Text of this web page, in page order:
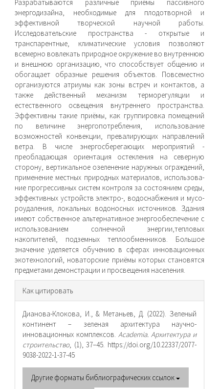
Раз­рабатываются различные приёмы пассивного
энергодизайна, необходимые для плодотворной и
эффективной творческой научной работы.
Исследовательские пространства - откры­тые и
транспарентные, климатические условия позволяют
всемерно вовлекать природное окружение во внутреннюю
и внешнюю организацию, что способствует общению и
обога­щает образные решения объектов. Повсеместно
организуются атриумы как зоны встреч и контактов, а
также действенный механизм терморегуляции и
естественного освещения внутреннего пространства.
Эффективны такие приёмы, как группировка помещений
по величине энергопотребления, использование
возможностей конвекции, превалирующих направлений
ветра. В числе энергосберегающих мероприятий -
преобладающая ориентация остекления на северную
сторону, вертикальное озеленение наружных ограждений,
применение местных природных материалов, использова­
ние прогрессивных систем контроля за состоянием среды,
эффективных устройств электро-, водоснабжения и мусо-
роудаления, локальных водоносных источников. Здания
имеют собственное альтернативное энергообеспечение с
использованием солнечной энергии,тепловых
накопителей, подземных теплообменников. Большое
значение уделяется обучению в сферах инновационных
экотехнологий, новатор­ские приёмы которых становятся
предметами демонстрации и просвещения населения.
Информация
о статье
Как цитировать
Дианова-Клокова, И., & Метаньев, Д. (2022). Зеленый
континент – зеленая архитектура научно-
инновационных комплексов. Academia. Архитектура и
строительство, (1), 37–45. https://doi.org/10.22337/2077-
9038-2022-1-37-45
Другие форматы библиографических ссылок